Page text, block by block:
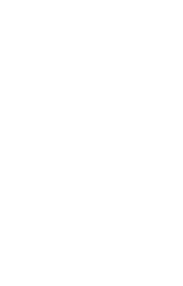
kb. 18 km (Kusadasi)